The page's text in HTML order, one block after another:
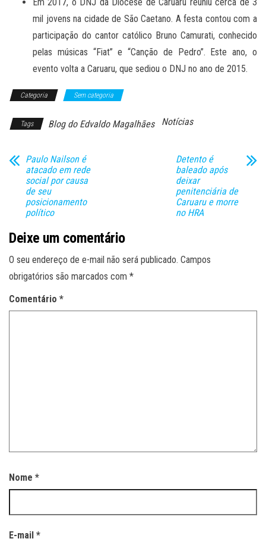
mil jovens na cidade de São Caetano. A festa contou com a
participação do cantor católico Bruno Camurati, conhecido
pelas músicas “Fiat” e “Canção de Pedro”. Este ano, o
evento volta a Caruaru, que sediou o DNJ no ano de 2015.
Categoria Sem categoria
Tags Blog do Edvaldo Magalhães Notícias
Paulo Nailson é
atacado em rede
social por causa
de seu
posicionamento
político
Detento é
baleado após
deixar
penitenciária de
Caruaru e morre
no HRA
Deixe um comentário
O seu endereço de e-mail não será publicado. Campos
obrigatórios são marcados com *
Comentário *
Nome *
E-mail *